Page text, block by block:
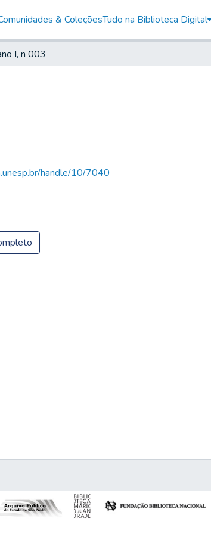
& ColeçõesTudo na Biblioteca Digital
I, n 003
handle/10/7040